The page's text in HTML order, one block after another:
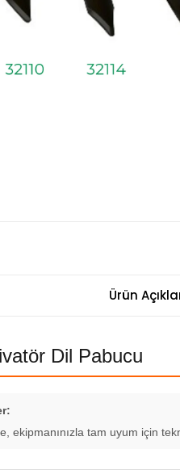
Ürün
Dil Pabucu
ekipmanınızla tam uyum için